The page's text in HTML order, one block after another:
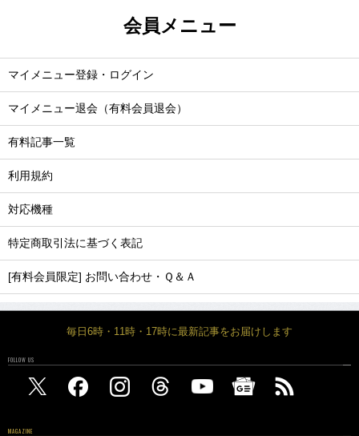
会員メニュー
マイメニュー登録・ログイン
マイメニュー退会（有料会員退会）
有料記事一覧
利用規約
対応機種
特定商取引法に基づく表記
[有料会員限定] お問い合わせ・Ｑ＆Ａ
毎日6時・11時・17時に最新記事をお届けします
FOLLOW US
MAGAZINE